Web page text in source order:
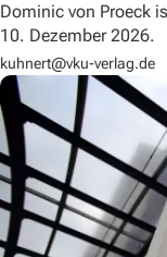
Dominic von Proeck
10. Dezember 2026.
kuhnert@vku-verlag.de